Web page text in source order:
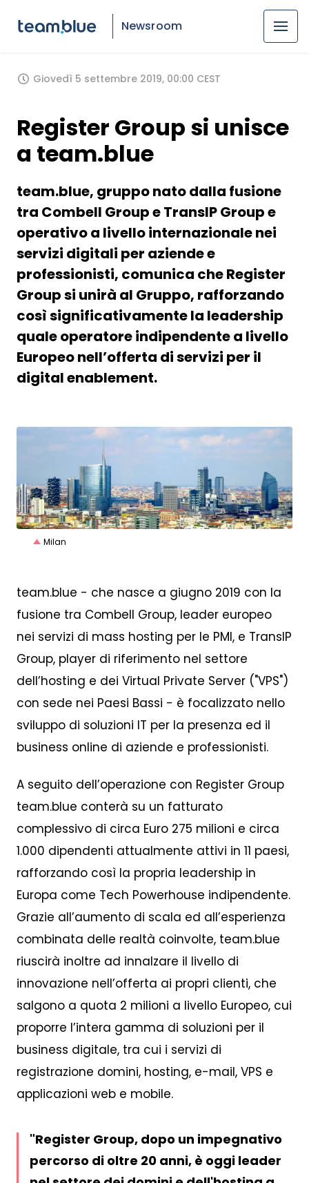
Newsroom
Giovedì 5 settembre 2019, 00:00 CEST
Register Group si unisce
a team.blue
team.blue, gruppo nato dalla fusione
tra Combell Group e TransIP Group e
operativo a livello internazionale nei
servizi digitali per aziende e
professionisti, comunica che Register
Group si unirà al Gruppo, rafforzando
così significativamente la leadership
quale operatore indipendente a livello
Europeo nell’offerta di servizi per il
digital enablement.
JPG
Milan
team.blue - che nasce a giugno 2019 con la
fusione tra Combell Group, leader europeo
nei servizi di mass hosting per le PMI, e TransIP
Group, player di riferimento nel settore
dell’hosting e dei Virtual Private Server ("VPS")
con sede nei Paesi Bassi - è focalizzato nello
sviluppo di soluzioni IT per la presenza ed il
business online di aziende e professionisti.
A seguito dell’operazione con Register Group
team.blue conterà su un fatturato
complessivo di circa Euro 275 milioni e circa
1.000 dipendenti attualmente attivi in 11 paesi,
rafforzando così la propria leadership in
Europa come Tech Powerhouse indipendente.
Grazie all’aumento di scala ed all’esperienza
combinata delle realtà coinvolte, team.blue
riuscirà inoltre ad innalzare il livello di
innovazione nell’offerta ai propri clienti, che
salgono a quota 2 milioni a livello Europeo, cui
proporre l’intera gamma di soluzioni per il
business digitale, tra cui i servizi di
registrazione domini, hosting, e-mail, VPS e
applicazioni web e mobile.
Register Group, dopo un impegnativo
percorso di oltre 20 anni, è oggi leader